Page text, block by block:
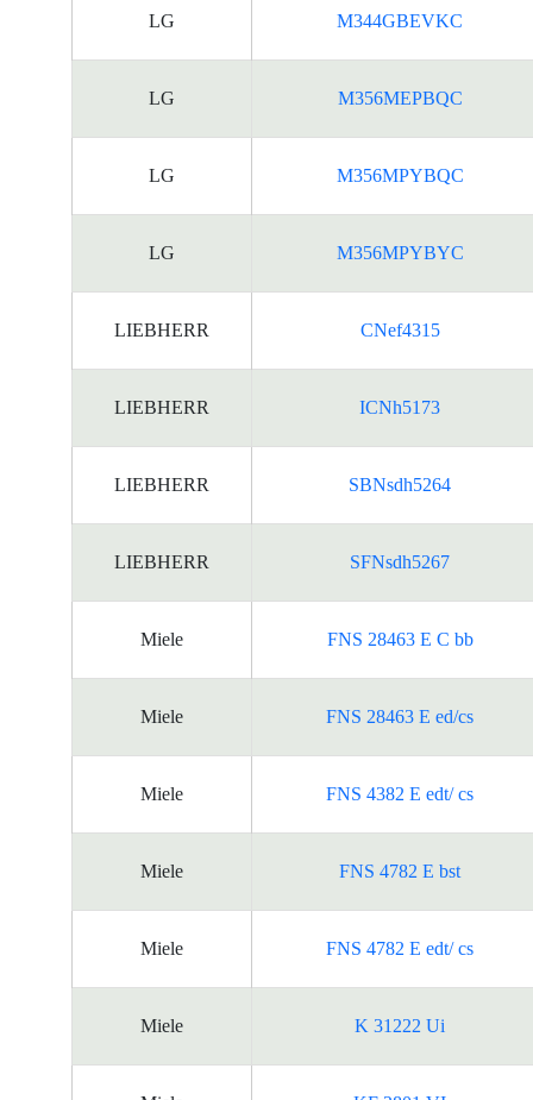
LG M344GBEVKC
LG M356MEPBQC
LG M356MPYBQC
LG M356MPYBYC
LIEBHERR CNef4315
LIEBHERR ICNh5173
LIEBHERR SBNsdh5264
LIEBHERR SFNsdh5267
Miele FNS 28463 E C bb
Miele FNS 28463 E ed/cs
Miele FNS 4382 E edt/ cs
Miele FNS 4782 E bst
Miele FNS 4782 E edt/ cs
Miele K 31222 Ui